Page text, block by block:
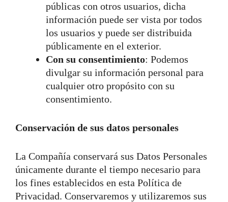
públicas con otros usuarios, dicha
información puede ser vista por todos
los usuarios y puede ser distribuida
públicamente en el exterior.
Con su consentimiento: Podemos
divulgar su información personal para
cualquier otro propósito con su
consentimiento.
Conservación de sus datos personales
La Compañía conservará sus Datos Personales
únicamente durante el tiempo necesario para
los fines establecidos en esta Política de
Privacidad. Conservaremos y utilizaremos sus